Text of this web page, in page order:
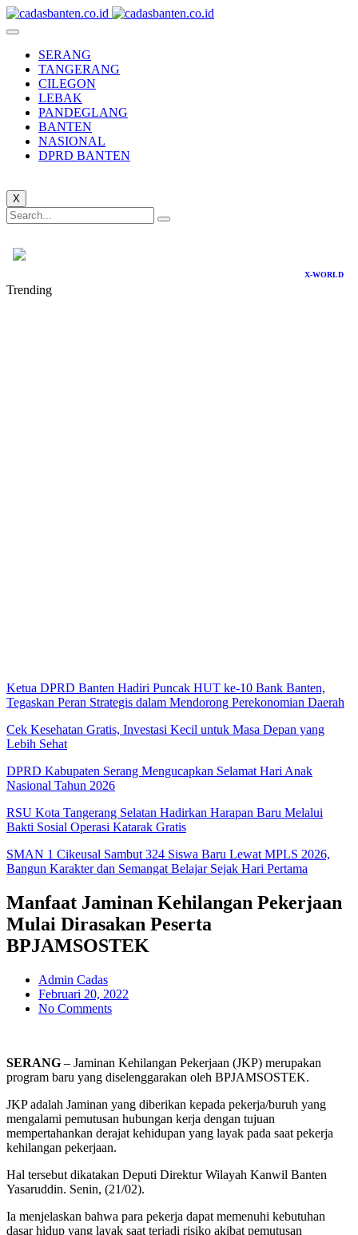
SERANG
TANGERANG
CILEGON
LEBAK
PANDEGLANG
BANTEN
NASIONAL
DPRD BANTEN
X
X-WORLD
Trending
Ketua DPRD Banten Hadiri Puncak HUT ke-10 Bank Banten,
Tegaskan Peran Strategis dalam Mendorong Perekonomian Daerah
Cek Kesehatan Gratis, Investasi Kecil untuk Masa Depan yang
Lebih Sehat
DPRD Kabupaten Serang Mengucapkan Selamat Hari Anak
Nasional Tahun 2026
RSU Kota Tangerang Selatan Hadirkan Harapan Baru Melalui
Bakti Sosial Operasi Katarak Gratis
SMAN 1 Cikeusal Sambut 324 Siswa Baru Lewat MPLS 2026,
Bangun Karakter dan Semangat Belajar Sejak Hari Pertama
Manfaat Jaminan Kehilangan Pekerjaan
Mulai Dirasakan Peserta
BPJAMSOSTEK
Admin Cadas
Februari 20, 2022
No Comments
SERANG – Jaminan Kehilangan Pekerjaan (JKP) merupakan
program baru yang diselenggarakan oleh BPJAMSOSTEK.
JKP adalah Jaminan yang diberikan kepada pekerja/buruh yang
mengalami pemutusan hubungan kerja dengan tujuan
mempertahankan derajat kehidupan yang layak pada saat pekerja
kehilangan pekerjaan.
Hal tersebut dikatakan Deputi Direktur Wilayah Kanwil Banten
Yasaruddin. Senin, (21/02).
Ia menjelaskan bahwa para pekerja dapat memenuhi kebutuhan
dasar hidup yang layak saat terjadi risiko akibat pemutusan